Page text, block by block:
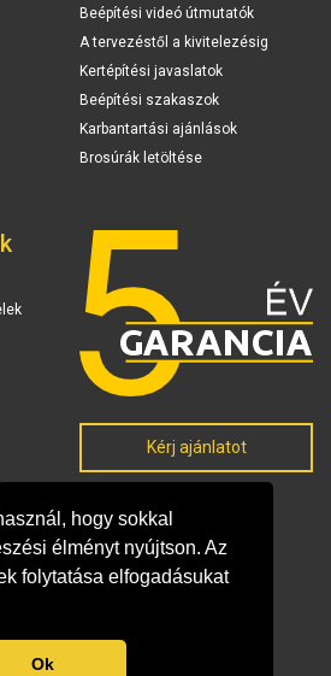
hogy sokkal
élményt nyújtson. Az
folytatása elfogadásukat
Ok
Beépítési videó útmutatók
A tervezéstől a kivitelezésig
Kertépítési javaslatok
Beépítési szakaszok
Karbantartási ajánlások
Brosúrák letöltése
Kérj ajánlatot
2026 Elis Térkövek